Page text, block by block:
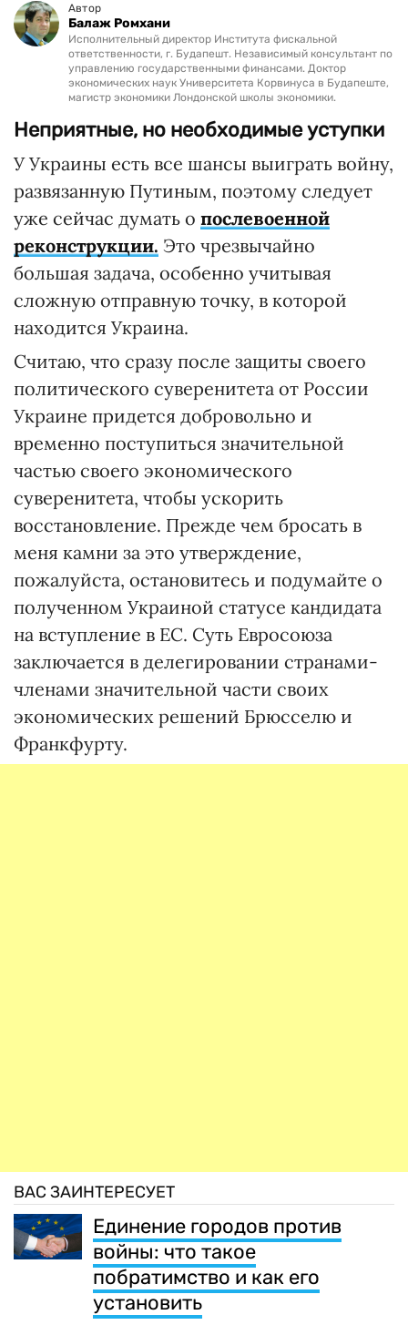
Автор
Балаж Ромхани
Исполнительный директор Института фискальной
ответственности, г. Будапешт. Независимый консультант по
управлению государственными финансами. Доктор
экономических наук Университета Корвинуса в Будапеште,
магистр экономики Лондонской школы экономики.
Неприятные, но необходимые уступки
У Украины есть все шансы выиграть войну,
развязанную Путиным, поэтому следует
уже сейчас думать о послевоенной
реконструкции. Это чрезвычайно
большая задача, особенно учитывая
сложную отправную точку, в которой
находится Украина.
Считаю, что сразу после защиты своего
политического суверенитета от России
Украине придется добровольно и
временно поступиться значительной
частью своего экономического
суверенитета, чтобы ускорить
восстановление. Прежде чем бросать в
меня камни за это утверждение,
пожалуйста, остановитесь и подумайте о
полученном Украиной статусе кандидата
на вступление в ЕС. Суть Евросоюза
заключается в делегировании странами-
членами значительной части своих
экономических решений Брюсселю и
Франкфурту.
ВАС ЗАИНТЕРЕСУЕТ
Единение городов против
войны: что такое
побратимство и как его
установить